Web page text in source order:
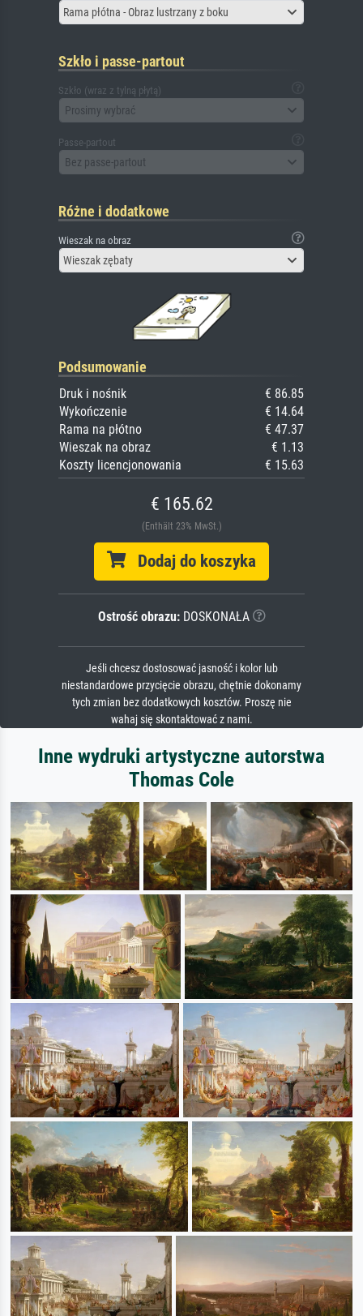
Rama płótna - Obraz lustrzany z boku
Szkło i passe-partout
Szkło (wraz z tylną płytą)
Prosimy wybrać
Passe-partout
Bez passe-partout
Różne i dodatkowe
Wieszak na obraz
Wieszak zębaty
Podsumowanie
Druk i nośnik
€ 86.85
Wykończenie
€ 14.64
Rama na płótno
€ 47.37
Wieszak na obraz
€ 1.13
Koszty licencjonowania
€ 15.63
€ 165.62
(Enthält 23% MwSt.)
Dodaj do koszyka
Ostrość obrazu:DOSKONAŁA
Jeśli chcesz dostosować jasność i kolor lub
niestandardowe przycięcie obrazu, chętnie dokonamy
tych zmian bez dodatkowych kosztów. Proszę nie
wahaj się skontaktować z nami.
Inne wydruki artystyczne autorstwa
Thomas Cole